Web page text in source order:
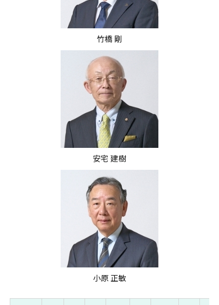
竹橋 剛
安宅 建樹
小原 正敏